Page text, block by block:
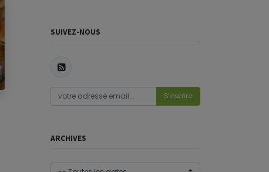
SUIVEZ-NOUS
S'inscrire
ARCHIVES